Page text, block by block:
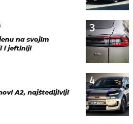
3
na svojim
i jeftiniji
4
A2, najštedljiviji